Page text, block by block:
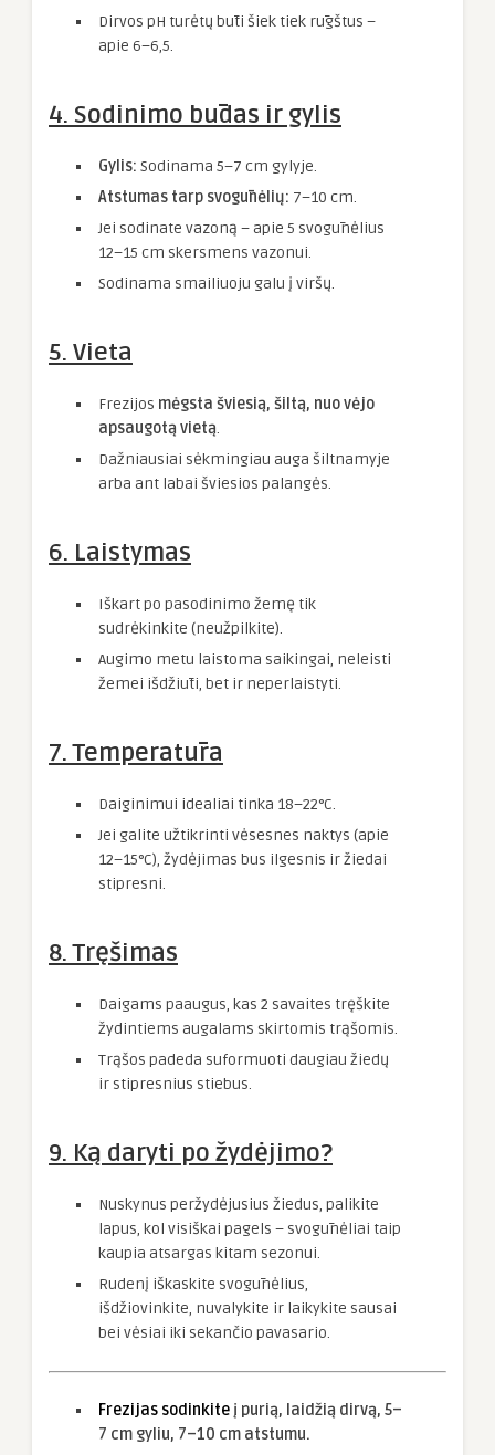
Dirvos pH turėtų būti šiek tiek rūgštus –
apie 6–6,5.
4. Sodinimo būdas ir gylis
Gylis: Sodinama 5–7 cm gylyje.
Atstumas tarp svogūnėlių: 7–10 cm.
Jei sodinate vazoną – apie 5 svogūnėlius
12–15 cm skersmens vazonui.
Sodinama smailiuoju galu į viršų.
5. Vieta
Frezijos mėgsta šviesią, šiltą, nuo vėjo
apsaugotą vietą.
Dažniausiai sėkmingiau auga šiltnamyje
arba ant labai šviesios palangės.
6. Laistymas
Iškart po pasodinimo žemę tik
sudrėkinkite (neužpilkite).
Augimo metu laistoma saikingai, neleisti
žemei išdžiūti, bet ir neperlaistyti.
7. Temperatūra
Daiginimui idealiai tinka 18–22°C.
Jei galite užtikrinti vėsesnes naktys (apie
12–15°C), žydėjimas bus ilgesnis ir žiedai
stipresni.
8. Tręšimas
Daigams paaugus, kas 2 savaites tręškite
žydintiems augalams skirtomis trąšomis.
Trąšos padeda suformuoti daugiau žiedų
ir stipresnius stiebus.
9. Ką daryti po žydėjimo?
Nuskynus peržydėjusius žiedus, palikite
lapus, kol visiškai pagels – svogūnėliai taip
kaupia atsargas kitam sezonui.
Rudenį iškaskite svogūnėlius,
išdžiovinkite, nuvalykite ir laikykite sausai
bei vėsiai iki sekančio pavasario.
Frezijas sodinkite į purią, laidžią dirvą, 5–
7 cm gyliu, 7–10 cm atstumu.